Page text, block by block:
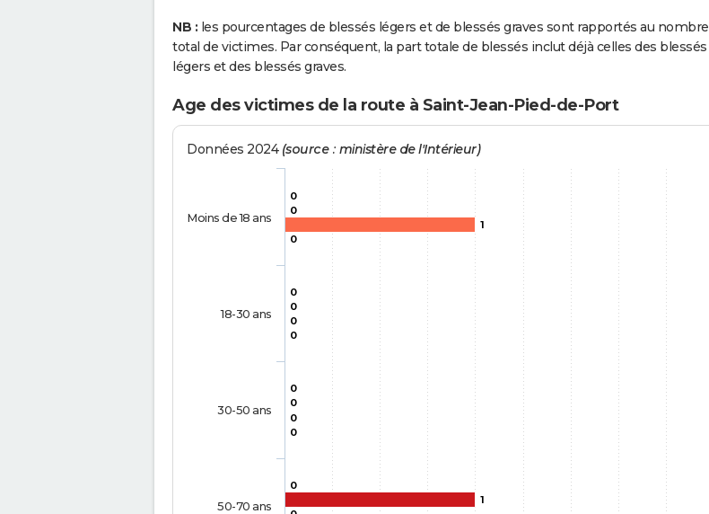
NB : les pourcentages de blessés légers et de blessés graves sont rapportés au nombre
total de victimes. Par conséquent, la part totale de blessés inclut déjà celles des blessés
légers et des blessés graves.
Age des victimes de la route à Saint-Jean-Pied-de-Port
Données 2024 (source : ministère de l'Intérieur)
0
0
0
0
0
0
0
1
1
0
0
0
0
0
Moins de 18 ans
18-30 ans
30-50 ans
50-70 ans